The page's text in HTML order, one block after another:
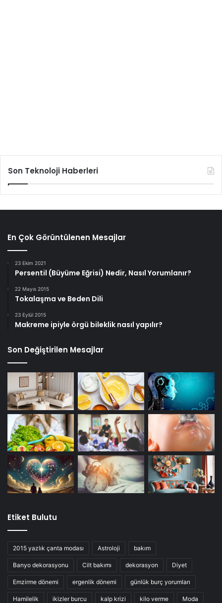
Son Teknoloji Haberleri
En Çok Görüntülenen Mesajlar
23 Ekim 2021
Persentil (Büyüme Eğrisi) Nedir, Nasıl Yorumlanır?
22 Mayıs 2015
Tokalaşma ve Beden Dili
23 Eylül 2015
Makreme ipiyle örgü bileklik nasıl yapılır?
Son Değiştirilen Mesajlar
Etiket Bulutu
2015 yazlık çanta modası Astroloji bakım
Banyo dekorasyonu Cilt bakımı dekorasyon Diyet
Emzirme dönemi ergenlik dönemi günlük burç yorumları
Hamilelik ikizler burcu kalp krizi kilo verme Moda